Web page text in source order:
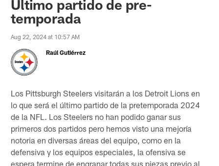
Último partido de pre-
temporada
Aug 22, 2024 at 10:57 AM
Raúl Gutiérrez
Los Pittsburgh Steelers visitarán a los Detroit Lions en
lo que será el último partido de la pretemporada 2024
de la NFL. Los Steelers no han podido ganar sus
primeros dos partidos pero hemos visto una mejoría
notoria en diversas áreas del equipo, como en la
defensiva y los equipos especiales, la ofensiva se
espera termine de engranar todas sus piezas previo al